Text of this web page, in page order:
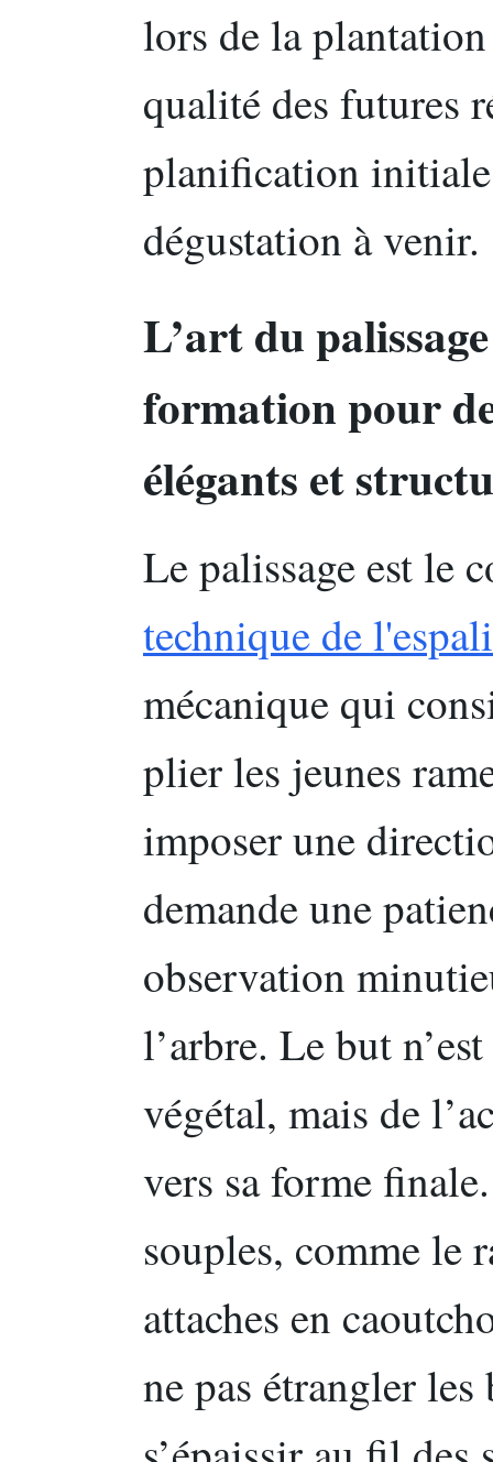
lors de la
qualité des futures
planification
dégustation à venir.
L’art du
formation pour
élégants et
Le palissage est le
technique de
mécanique qui
plier les jeunes
imposer une
demande une
observation
l’arbre. Le but
végétal, mais de
vers sa forme
souples, comme le
attaches en
ne pas étrangler